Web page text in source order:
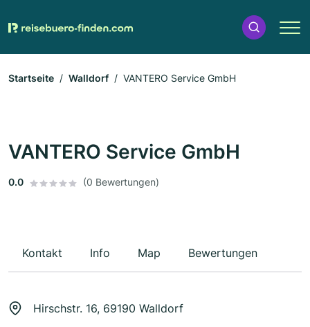
Startseite Walldorf VANTERO Service GmbH
VANTERO Service GmbH
0.0 (0 Bewertungen)
Kontakt Info Map Bewertungen
Hirschstr. 16, 69190 Walldorf